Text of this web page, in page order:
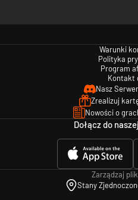
Warunki
Polityka
Program
Kontakt
Nasz
Zrealizuj
Nowości o
Dołącz do
Zarządzaj
Stany